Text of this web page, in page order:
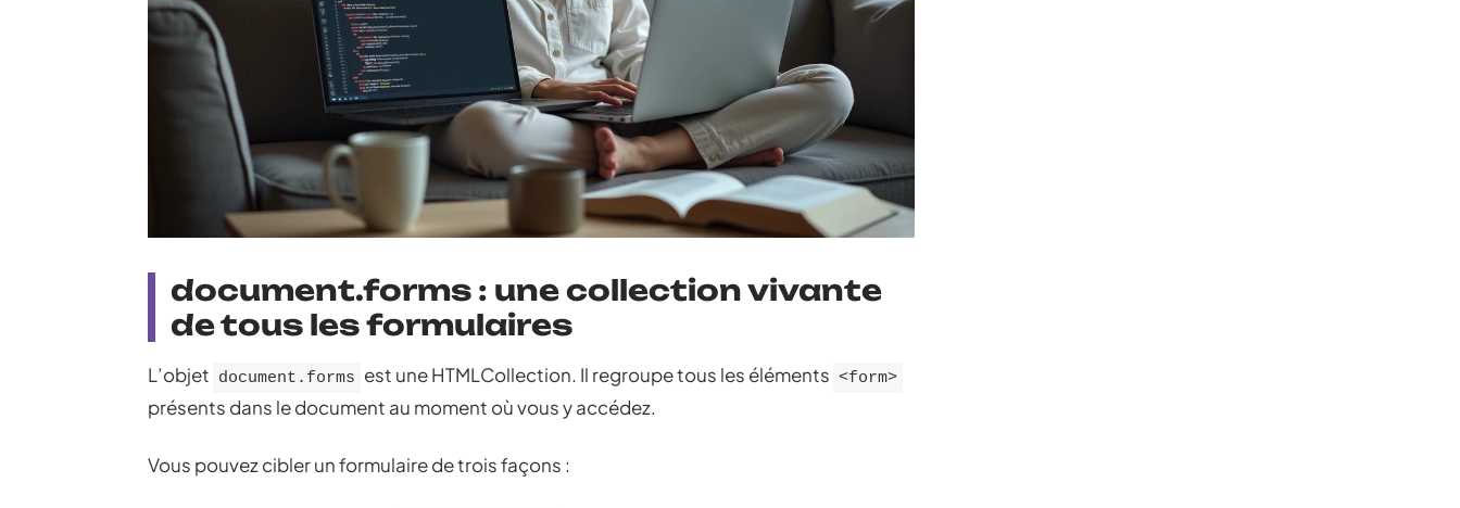
document.forms : une collection vivante
de tous les formulaires
L’objet document.forms est une HTMLCollection. Il regroupe tous les éléments <form>
présents dans le document au moment où vous y accédez.
Vous pouvez cibler un formulaire de trois façons :